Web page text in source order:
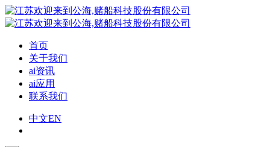
首页
关于我们
ai资讯
ai应用
联系我们
中文EN